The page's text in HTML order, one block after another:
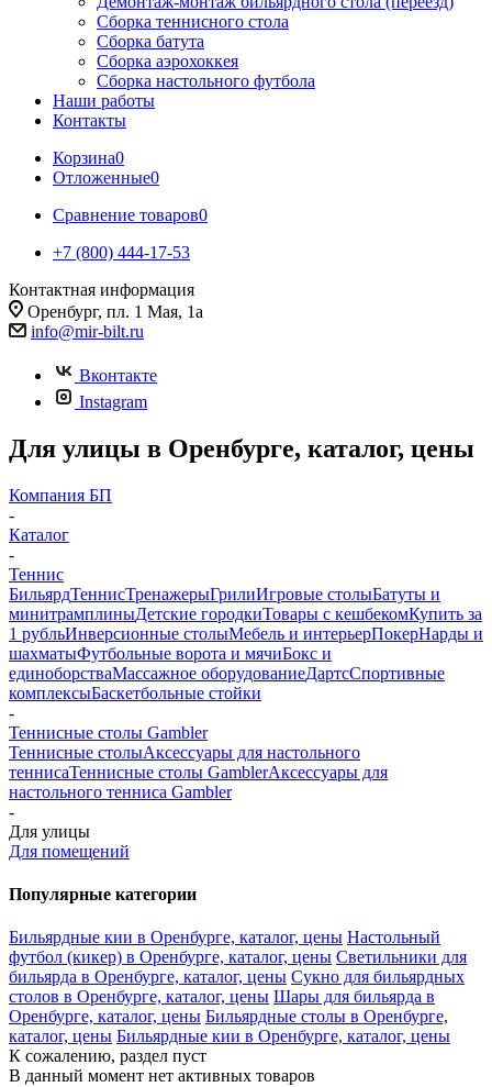
Сборка теннисного стола
Сборка батута
Сборка аэрохоккея
Сборка настольного футбола
Наши работы
Контакты
Корзина0
Отложенные0
Сравнение товаров0
+7 (800) 444-17-53
Контактная информация
Оренбург, пл. 1 Мая, 1а
info@mir-bilt.ru
Вконтакте
Instagram
Для улицы в Оренбурге, каталог, цены
Компания БП
-
Каталог
-
Теннис
БильярдТеннисТренажерыГрилиИгровые столыБатуты и
минитрамплиныДетские городкиТовары с кешбекомКупить за
1 рубльИнверсионные столыМебель и интерьерПокерНарды и
шахматыФутбольные ворота и мячиБокс и
единоборстваМассажное оборудованиеДартсСпортивные
комплексыБаскетбольные стойки
-
Теннисные столы Gambler
Теннисные столыАксессуары для настольного
теннисаТеннисные столы GamblerАксессуары для
настольного тенниса Gambler
-
Для улицы
Для помещений
Популярные категории
Бильярдные кии в Оренбурге, каталог, цены Настольный
футбол (кикер) в Оренбурге, каталог, цены Светильники для
бильярда в Оренбурге, каталог, цены Сукно для бильярдных
столов в Оренбурге, каталог, цены Шары для бильярда в
Оренбурге, каталог, цены Бильярдные столы в Оренбурге,
каталог, цены Бильярдные кии в Оренбурге, каталог, цены
К сожалению, раздел пуст
В данный момент нет активных товаров